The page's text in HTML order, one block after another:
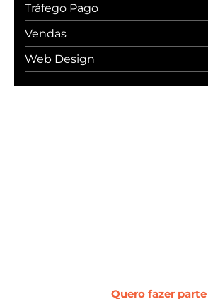
Tráfego Pago
Vendas
Web Design
Quero fazer parte